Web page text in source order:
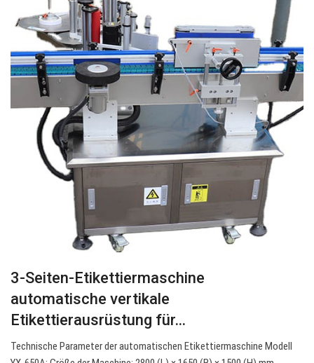
3-Seiten-Etikettiermaschine
automatische vertikale
Etikettierausrüstung für…
Technische Parameter der automatischen Etikettiermaschine Modell